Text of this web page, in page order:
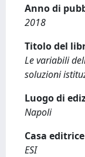
Anno di
2018
Titolo del
Le variabili
soluzioni
Luogo di
Napoli
Casa
ESI